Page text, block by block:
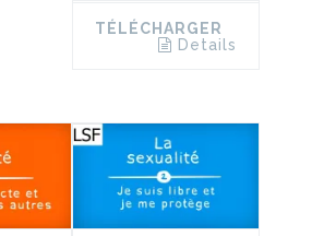
TÉLÉCHARGER
Details